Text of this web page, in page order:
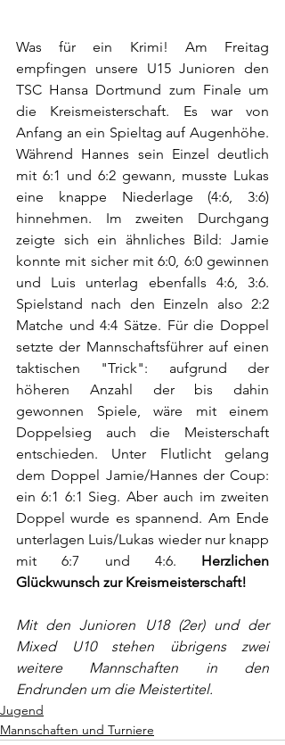
Was für ein Krimi! Am Freitag
empfingen unsere U15 Junioren den
TSC Hansa Dortmund zum Finale um
die Kreismeisterschaft. Es war von
Anfang an ein Spieltag auf Augenhöhe.
Während Hannes sein Einzel deutlich
mit 6:1 und 6:2 gewann, musste Lukas
eine knappe Niederlage (4:6, 3:6)
hinnehmen. Im zweiten Durchgang
zeigte sich ein ähnliches Bild: Jamie
konnte mit sicher mit 6:0, 6:0 gewinnen
und Luis unterlag ebenfalls 4:6, 3:6.
Spielstand nach den Einzeln also 2:2
Matche und 4:4 Sätze. Für die Doppel
setzte der Mannschaftsführer auf einen
taktischen "Trick": aufgrund der
höheren Anzahl der bis dahin
gewonnen Spiele, wäre mit einem
Doppelsieg auch die Meisterschaft
entschieden. Unter Flutlicht gelang
dem Doppel Jamie/Hannes der Coup:
ein 6:1 6:1 Sieg. Aber auch im zweiten
Doppel wurde es spannend. Am Ende
unterlagen Luis/Lukas wieder nur knapp
mit 6:7 und 4:6. Herzlichen
Glückwunsch zur Kreismeisterschaft!
Mit den Junioren U18 (2er) und der
Mixed U10 stehen übrigens zwei
weitere Mannschaften in den
Endrunden um die Meistertitel.
Jugend
Mannschaften und Turniere